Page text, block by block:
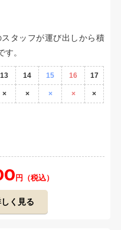
タッフが運び出しから積
。
13 14 15 16 17
× × × × ×
円（税込）
く見る